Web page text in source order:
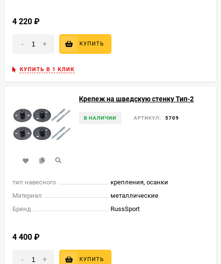
4 220
- + КУПИТЬ
КУПИТЬ В 1 КЛИК
Крепеж на шведскую стенку Тип-2
В НАЛИЧИИ АРТИКУЛ: 5709
тип навесного
крепления, осанки
Материал
металлические
Бренд
RussSport
4 400
- + КУПИТЬ